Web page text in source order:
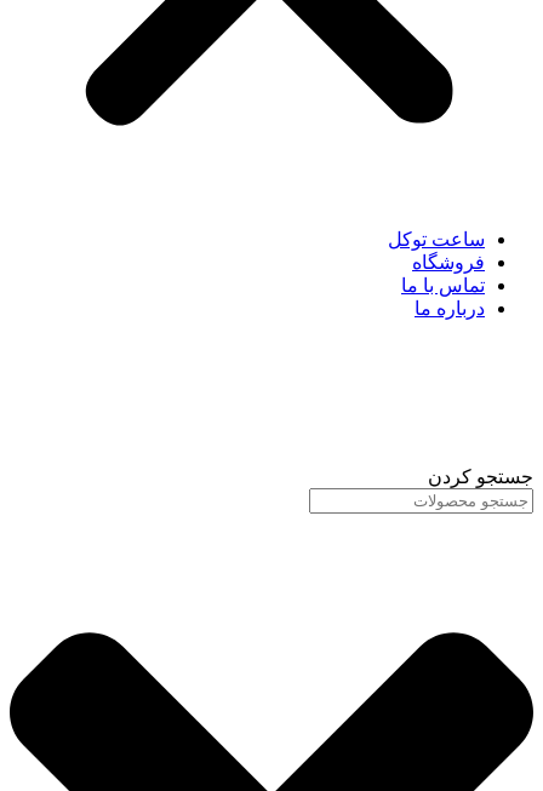
ساعت توکل
فروشگاه
تماس با ما
درباره ما
جستجو کردن